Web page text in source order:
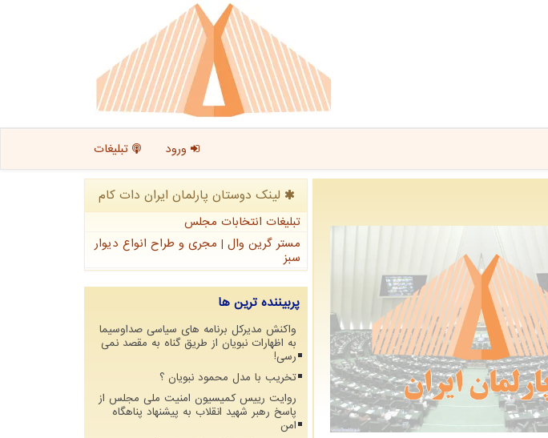
ورود تبلیغات
لینک دوستان پارلمان ایران دات كام
تبلیغات انتخابات مجلس
مستر گرین وال | مجری و طراح انواع دیوار
سبز
پربیننده ترین ها
واکنش مدیرکل برنامه های سیاسی صداوسیما
به اظهارات نبویان از طریق گناه به مقصد نمی
رسی!
تخریب با مدل محمود نبویان ؟
روایت رییس کمیسیون امنیت ملی مجلس از
پاسخ رهبر شهید انقلاب به پیشنهاد پناهگاه
امن